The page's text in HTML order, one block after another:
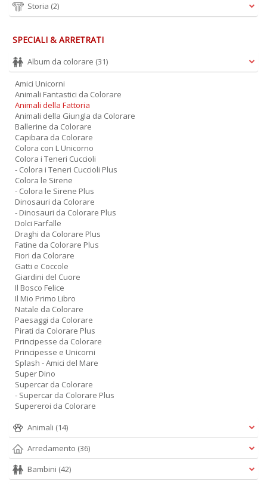
Storia (2)
SPECIALI & ARRETRATI
Album da colorare (31)
Amici Unicorni
Animali Fantastici da Colorare
Animali della Fattoria
Animali della Giungla da Colorare
Ballerine da Colorare
Capibara da Colorare
Colora con L Unicorno
Colora i Teneri Cuccioli
- Colora i Teneri Cuccioli Plus
Colora le Sirene
- Colora le Sirene Plus
Dinosauri da Colorare
- Dinosauri da Colorare Plus
Dolci Farfalle
Draghi da Colorare Plus
Fatine da Colorare Plus
Fiori da Colorare
Gatti e Coccole
Giardini del Cuore
Il Bosco Felice
Il Mio Primo Libro
Natale da Colorare
Paesaggi da Colorare
Pirati da Colorare Plus
Principesse da Colorare
Principesse e Unicorni
Splash - Amici del Mare
Super Dino
Supercar da Colorare
- Supercar da Colorare Plus
Supereroi da Colorare
Animali (14)
Arredamento (36)
Bambini (42)